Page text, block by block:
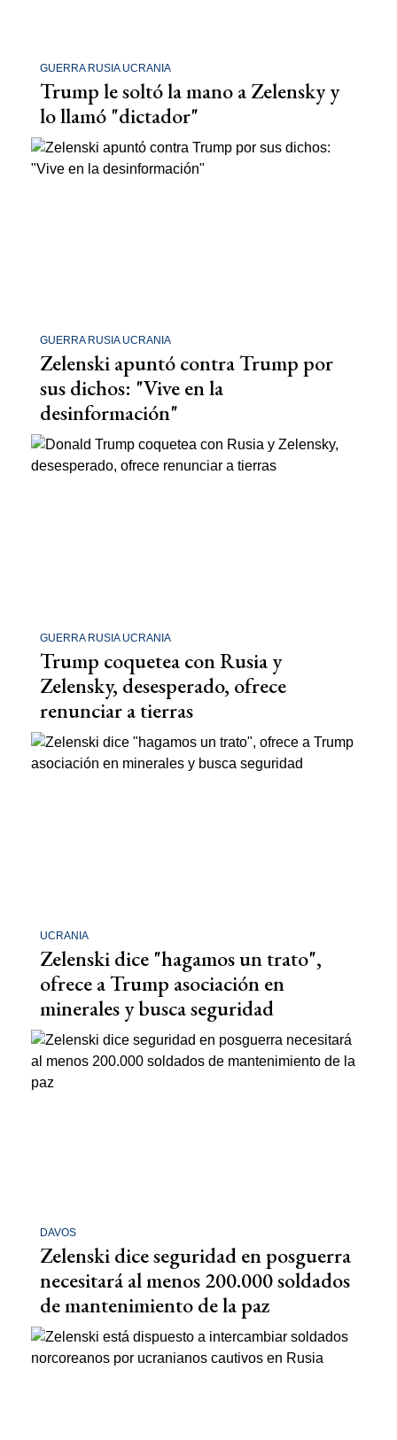
GUERRA RUSIA UCRANIA
Trump le soltó la mano a Zelensky y
lo llamó "dictador"
GUERRA RUSIA UCRANIA
Zelenski apuntó contra Trump por
sus dichos: "Vive en la
desinformación"
GUERRA RUSIA UCRANIA
Trump coquetea con Rusia y
Zelensky, desesperado, ofrece
renunciar a tierras
UCRANIA
Zelenski dice "hagamos un trato",
ofrece a Trump asociación en
minerales y busca seguridad
DAVOS
Zelenski dice seguridad en posguerra
necesitará al menos 200.000 soldados
de mantenimiento de la paz